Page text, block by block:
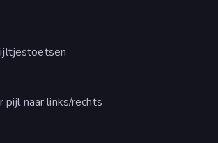
naar links/rechts